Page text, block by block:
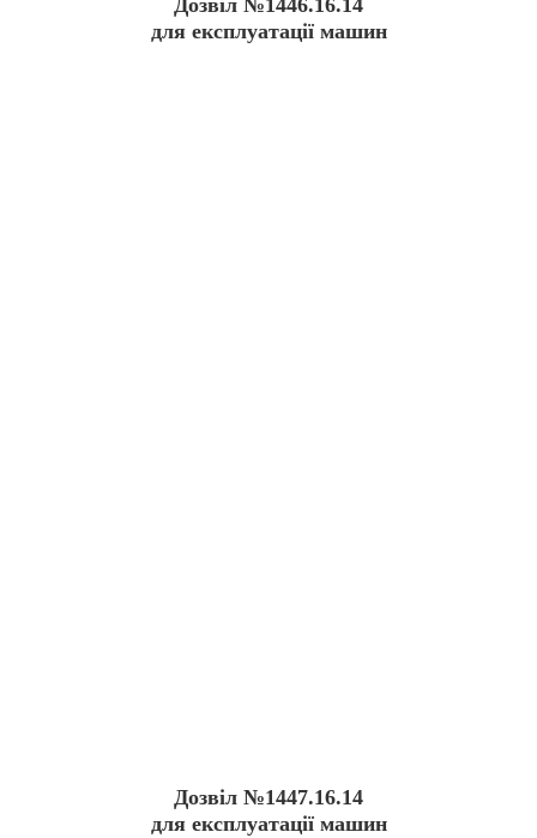
Дозвіл №1446.16.14
для експлуатації машин
Дозвіл №1447.16.14
для експлуатації машин